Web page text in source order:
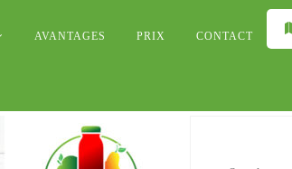
AVANTAGES PRIX CONTACT